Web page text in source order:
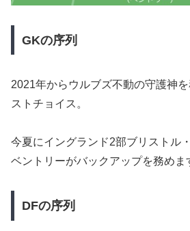
GKの序列
2021年からウルブズ不動の守護神
ストチョイス。
今夏にイングランド2部ブリストル
ベントリーがバックアップを務めま
DFの序列